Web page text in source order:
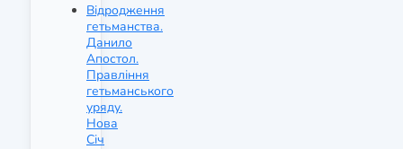
Відродження
гетьманства.
Данило
Апостол.
Правління
гетьманського
уряду.
Нова
Січ